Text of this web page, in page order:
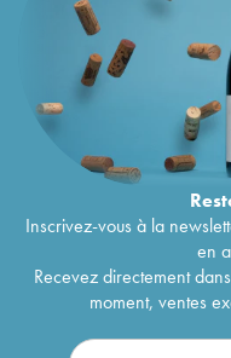
Inscrivez-vous à la
en
Recevez directement
moment, ventes